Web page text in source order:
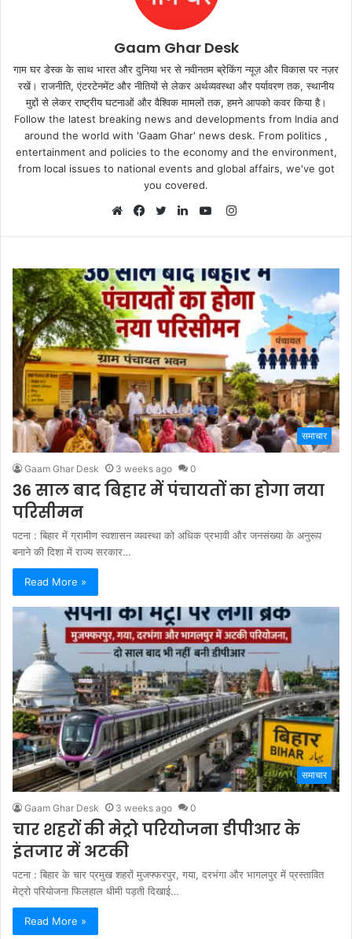
Gaam Ghar Desk
गाम घर डेस्क के साथ भारत और दुनिया भर से नवीनतम ब्रेकिंग न्यूज़ और विकास पर नज़र
रखें। राजनीति, एंटरटेनमेंट और नीतियों से लेकर अर्थव्यवस्था और पर्यावरण तक, स्थानीय
मुद्दों से लेकर राष्ट्रीय घटनाओं और वैश्विक मामलों तक, हमने आपको कवर किया है।
Follow the latest breaking news and developments from India and
around the world with 'Gaam Ghar' news desk. From politics ,
entertainment and policies to the economy and the environment,
from local issues to national events and global affairs, we've got
you covered.
Instagram
समाचार
Gaam Ghar Desk 3 weeks ago 0
36 साल बाद बिहार में पंचायतों का होगा नया
परिसीमन
पटना : बिहार में ग्रामीण स्वशासन व्यवस्था को अधिक प्रभावी और जनसंख्या के अनुरूप
बनाने की दिशा में राज्य सरकार…
Read More »
समाचार
Gaam Ghar Desk 3 weeks ago 0
चार शहरों की मेट्रो परियोजना डीपीआर के
इंतजार में अटकी
पटना : बिहार के चार प्रमुख शहरों मुजफ्फरपुर, गया, दरभंगा और भागलपुर में प्रस्तावित
मेट्रो परियोजना फिलहाल धीमी पड़ती दिखाई…
Read More »